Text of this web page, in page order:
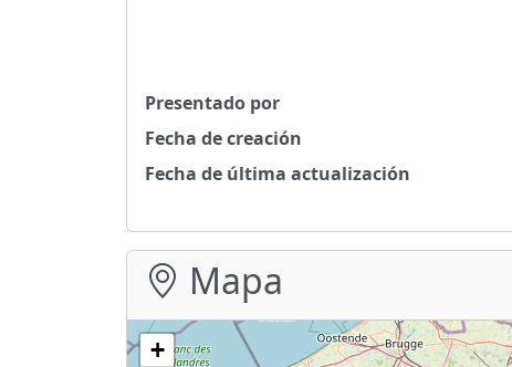
Presentado por
Fecha de creación
Fecha de última actualización
Mapa
+